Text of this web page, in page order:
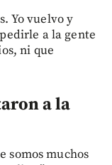
Yo vuelvo y
a la gente
ni que
a la
somos muchos